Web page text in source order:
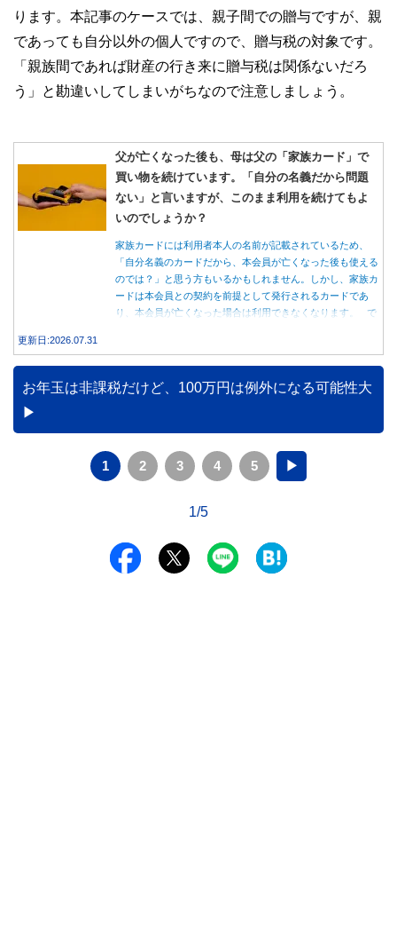
ります。本記事のケースでは、親子間での贈与ですが、親
であっても自分以外の個人ですので、贈与税の対象です。
「親族間であれば財産の行き来に贈与税は関係ないだろ
う」と勘違いしてしまいがちなので注意しましょう。
父が亡くなった後も、母は父の「家族カード」で
買い物を続けています。「自分の名義だから問題
ない」と言いますが、このまま利用を続けてもよ
いのでしょうか？
家族カードには利用者本人の名前が記載されているため、
「自分名義のカードだから、本会員が亡くなった後も使える
のでは？」と思う方もいるかもしれません。しかし、家族カ
ードは本会員との契約を前提として発行されるカードであ
り、本会員が亡くなった場合は利用できなくなります。 で
族が行うべき手続きについて分かりやすく解説します。
更新日:2026.07.31
お年玉は非課税だけど、100万円は例外になる可能性大
1 2 3 4 5 ▶
1/5